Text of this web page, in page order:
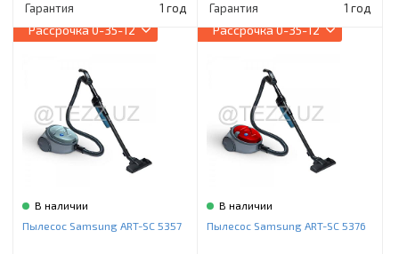
Гарантия 1 год Гарантия 1 год
Рассрочка0-35-12
В наличии
Пылесос Samsung ART-SC 5357
Рассрочка0-35-12
В наличии
Пылесос Samsung ART-SC 5376